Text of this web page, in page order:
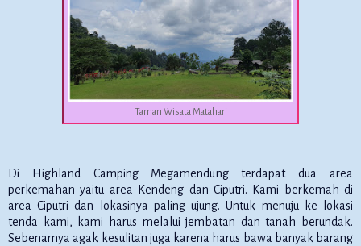
Taman Wisata Matahari
Di Highland Camping Megamendung terdapat dua area
perkemahan yaitu area Kendeng dan Ciputri. Kami berkemah di
area Ciputri dan lokasinya paling ujung. Untuk menuju ke lokasi
tenda kami, kami harus melalui jembatan dan tanah berundak.
Sebenarnya agak kesulitan juga karena harus bawa banyak barang